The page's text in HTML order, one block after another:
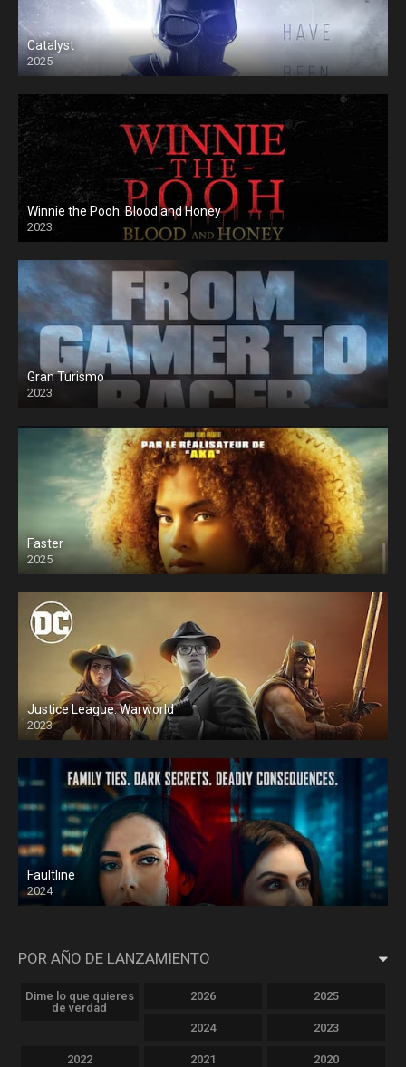
Catalyst
2025
Winnie the Pooh: Blood and Honey
2023
Gran Turismo
2023
Faster
2025
Justice League: Warworld
2023
Faultline
2024
POR AÑO DE LANZAMIENTO
Dime lo que quieres
de verdad
2026 2025
2024 2023
2022 2021 2020